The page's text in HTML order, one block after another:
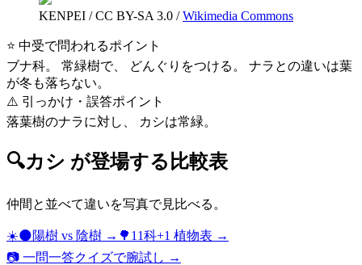
KENPEI /CC BY-SA 3.0 / Wikimedia Commons
⭐ 中受で問われるポイント
ブナ科。 常緑樹で、 どんぐりをつける。 ナラとの違いは葉
が冬も落ちない。
⚠️ 引っかけ・誤答ポイント
落葉樹のナラに対し、 カシは常緑。
🔍カシ が登場する比較表
仲間と並べて違いを写真で見比べる。
☀️🌑陽樹 vs 陰樹 → 🌳 11科+1 植物表 →
📷 一問一答クイズで腕試し →